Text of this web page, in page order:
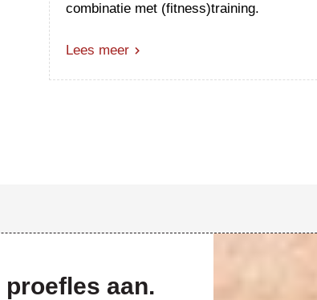
combinatie met (fitness)training.
Lees meer
aan.